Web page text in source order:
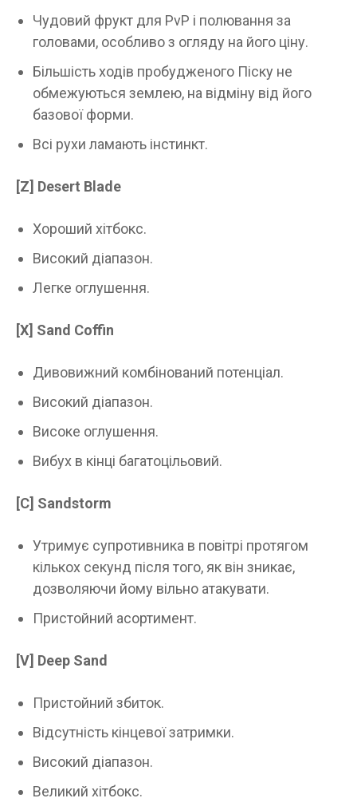
Чудовий фрукт для PvP і полювання за
головами, особливо з огляду на його ціну.
Більшість ходів пробудженого Піску не
обмежуються землею, на відміну від його
базової форми.
Всі рухи ламають інстинкт.
[Z] Desert Blade
Хороший хітбокс.
Високий діапазон.
Легке оглушення.
[X] Sand Coffin
Дивовижний комбінований потенціал.
Високий діапазон.
Високе оглушення.
Вибух в кінці багатоцільовий.
[C] Sandstorm
Утримує супротивника в повітрі протягом
кількох секунд після того, як він зникає,
дозволяючи йому вільно атакувати.
Пристойний асортимент.
[V] Deep Sand
Пристойний збиток.
Відсутність кінцевої затримки.
Високий діапазон.
Великий хітбокс.